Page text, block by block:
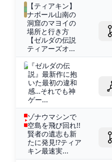
【ティアキン】
ナボール山南の
洞窟のマヨイの
場所と行き方
【ゼルダの伝説
ティアーズオ...
『ゼルダの伝
説』最新作に抱
いた最初の違和
感…それでも神
ゲー...
ゾナウマシンで
空島を飛び回れ!!
賢者の遺志も新
たに発見!?ティア
キン最速実...